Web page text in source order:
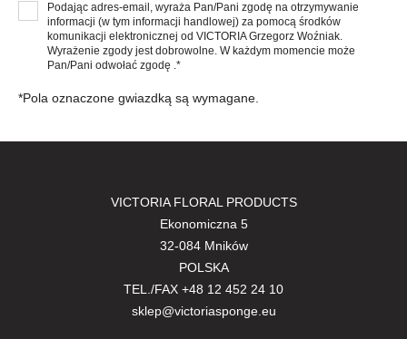
Podając adres-email, wyraża Pan/Pani zgodę na otrzymywanie
informacji (w tym informacji handlowej) za pomocą środków
komunikacji elektronicznej od VICTORIA Grzegorz Woźniak.
Wyrażenie zgody jest dobrowolne. W każdym momencie może
Pan/Pani odwołać zgodę .*
*Pola oznaczone gwiazdką są wymagane.
VICTORIA FLORAL PRODUCTS
Ekonomiczna 5
32-084 Mników
POLSKA
TEL./FAX +48 12 452 24 10
sklep@victoriasponge.eu